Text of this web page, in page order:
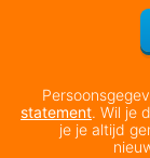
statement. Wil je
je je altijd